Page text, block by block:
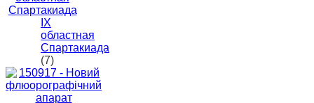
IХ
областная
Спартакиада
(7)